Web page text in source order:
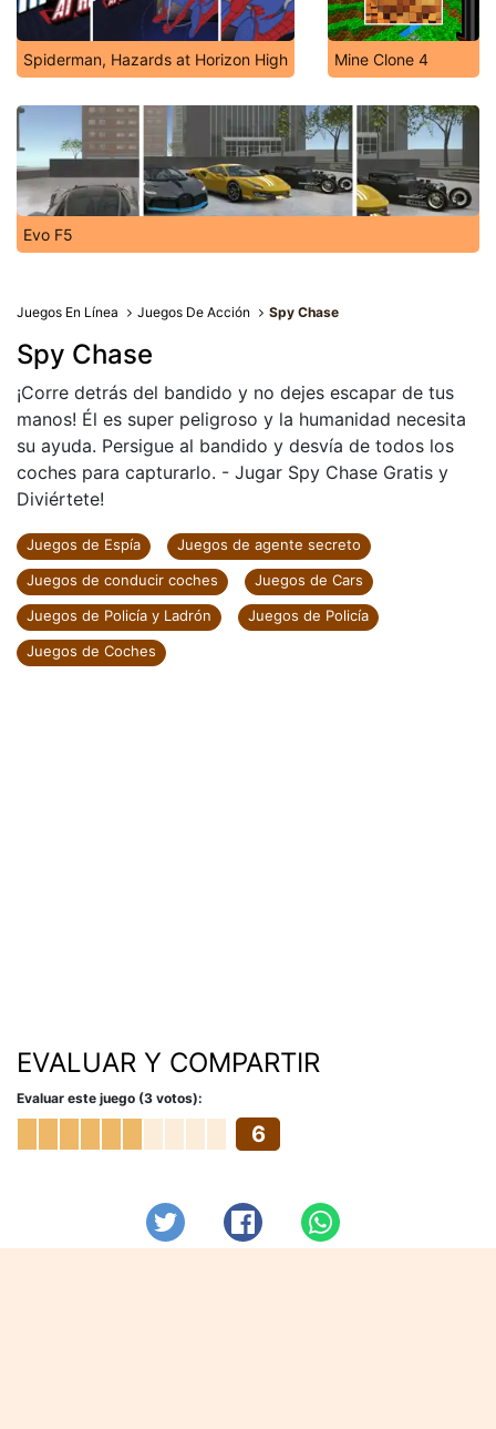
Spiderman, Hazards at Horizon High Mine Clone 4
Evo F5
Juegos En Línea Juegos De Acción Spy Chase
Spy Chase
¡Corre detrás del bandido y no dejes escapar de tus
manos! Él es super peligroso y la humanidad necesita
su ayuda. Persigue al bandido y desvía de todos los
coches para capturarlo. - Jugar Spy Chase Gratis y
Diviértete!
Juegos de Espía
Juegos de agente secreto
Juegos de conducir coches
Juegos de Cars
Juegos de Policía y Ladrón
Juegos de Policía
Juegos de Coches
EVALUAR Y COMPARTIR
Evaluar este juego (3 votos):
6